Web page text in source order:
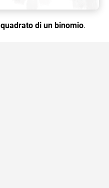
quadrato di un binomio.